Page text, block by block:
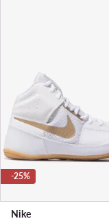
-25%
Nike